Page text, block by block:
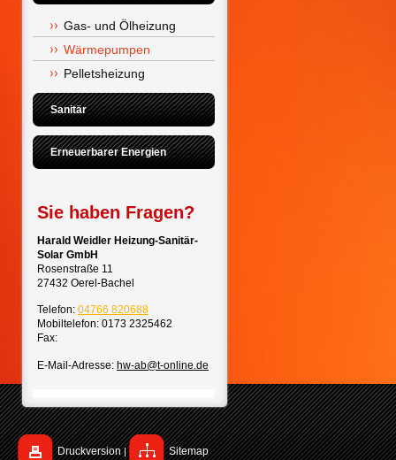
Gas- und Ölheizung
Wärmepumpen
Pelletsheizung
Sanitär
Erneuerbarer Energien
Sie haben Fragen?
Harald Weidler Heizung-Sanitär-
Solar GmbH
Rosenstraße 11
27432 Oerel-Bachel
Telefon: 04766 820688
Mobiltelefon: 0173 2325462
Fax:
E-Mail-Adresse: hw-ab@t-online.de
Druckversion | Sitemap